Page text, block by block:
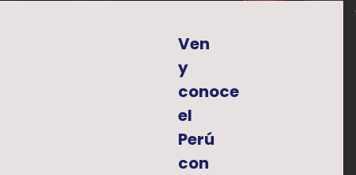
Ven
y
conoce
el
Perú
con